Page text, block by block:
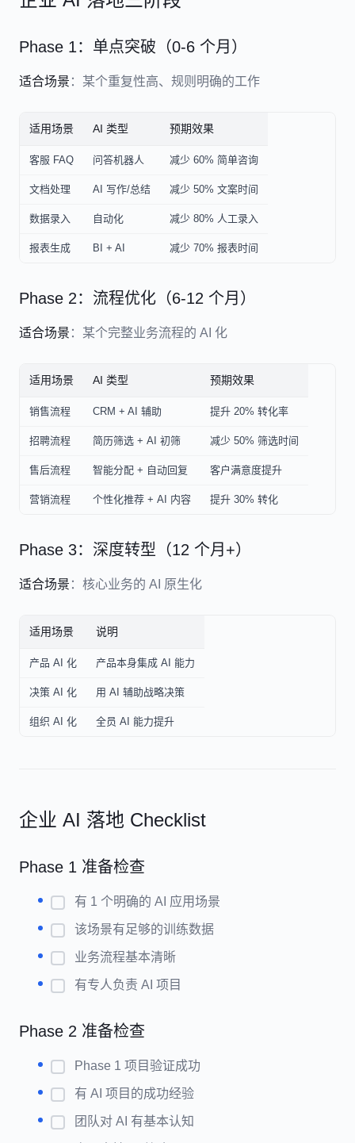
Phase 1：单点突破（0-6 个月）
适合场景 ：某个重复性高、规则明确的工作
适用场景 AI 类型 预期效果
客服 FAQ 问答机器人 减少 60% 简单咨询
文档处理 AI 写作/总结 减少 50% 文案时间
数据录入 自动化 减少 80% 人工录入
报表生成 BI + AI 减少 70% 报表时间
Phase 2：流程优化（6-12 个月）
适合场景 ：某个完整业务流程的 AI 化
适用场景 AI 类型 预期效果
销售流程 CRM + AI 辅助 提升 20% 转化率
招聘流程 简历筛选 + AI 初筛 减少 50% 筛选时间
售后流程 智能分配 + 自动回复 客户满意度提升
营销流程 个性化推荐 + AI 内容 提升 30% 转化
Phase 3：深度转型（12 个月+）
适合场景 ：核心业务的 AI 原生化
适用场景 说明
产品 AI 化 产品本身集成 AI 能力
决策 AI 化 用 AI 辅助战略决策
组织 AI 化 全员 AI 能力提升
企业 AI 落地 Checklist
Phase 1 准备检查
有 1 个明确的 AI 应用场景
该场景有足够的训练数据
业务流程基本清晰
有专人负责 AI 项目
Phase 2 准备检查
Phase 1 项目验证成功
有 AI 项目的成功经验
团队对 AI 有基本认知